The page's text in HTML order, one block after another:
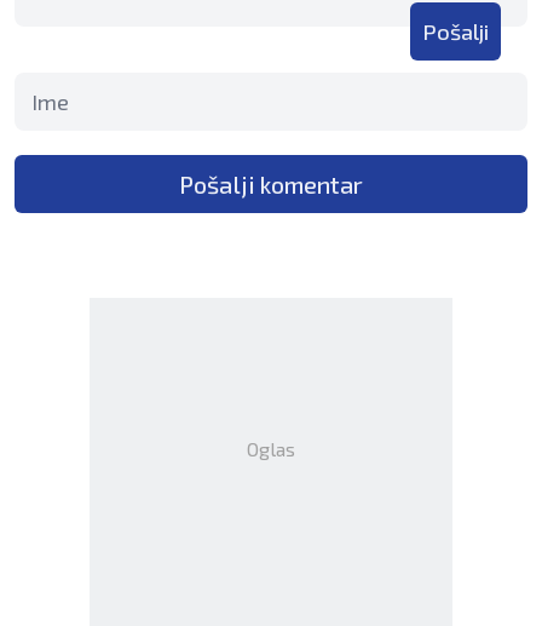
Pošalji
Pošalji komentar
Oglas